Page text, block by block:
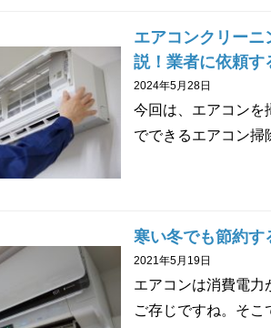
エアコンクリー
説！業者に依頼す
2024年5月28日
今回は、エアコンを
でできるエアコン掃
寒い冬でも節約す
2021年5月19日
エアコンは消費電力
ご存じですね。そこ